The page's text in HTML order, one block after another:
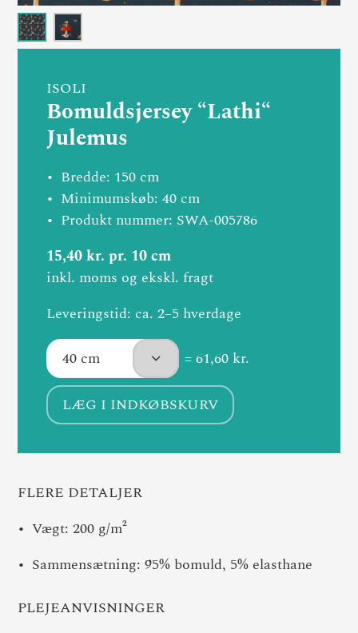
ISOLI
Bomuldsjersey “Lathi“
Julemus
Bredde: 150 cm
Minimumskøb: 40 cm
Produkt nummer: SWA-005786
15,40 kr. pr. 10 cm
inkl. moms og ekskl. fragt
Leveringstid: ca. 2–5 hverdage
= 61,60 kr.
LÆG I INDKØBSKURV
FLERE DETALJER
Vægt: 200 g/m²
Sammensætning: 95% bomuld, 5% elasthane
PLEJEANVISNINGER